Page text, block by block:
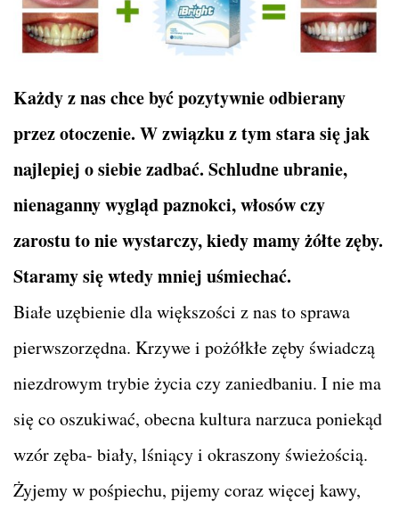
Każdy z nas chce być pozytywnie odbierany
przez otoczenie. W związku z tym stara się jak
najlepiej o siebie zadbać. Schludne ubranie,
nienaganny wygląd paznokci, włosów czy
zarostu to nie wystarczy, kiedy mamy żółte zęby.
Staramy się wtedy mniej uśmiechać.
Białe uzębienie dla większości z nas to sprawa
pierwszorzędna. Krzywe i pożółkłe zęby świadczą
niezdrowym trybie życia czy zaniedbaniu. I nie ma
się co oszukiwać, obecna kultura narzuca poniekąd
wzór zęba- biały, lśniący i okraszony świeżością.
Żyjemy w pośpiechu, pijemy coraz więcej kawy,